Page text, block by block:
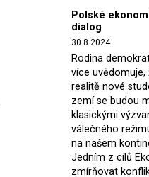
Polské
dialog
30.8.2024
Rodina
více
realitě nové
zemí se budou
klasickými
válečného
na našem
Jedním z cílů
zmírňovat